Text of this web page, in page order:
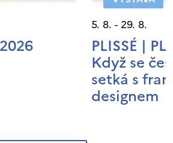
5. 8. - 29. 8.
PLISSÉ |
Když se
setká s
designem